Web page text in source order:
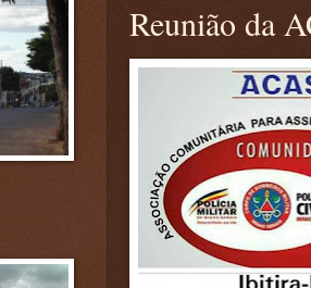
Reunião da